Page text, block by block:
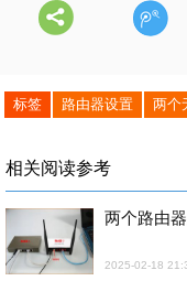
标签 路由器设置 两个
相关阅读参考
两个路由
2025-02-18